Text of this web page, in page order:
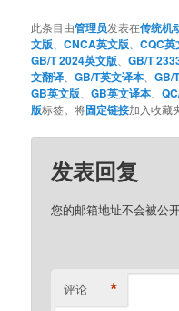
此条目由管理员发表在传统机
文版 、CNCA英文版 、CQC英
GB/T 2024英文版 、GB/T
文翻译 、GB/T英文译本 、GB/
GB英文版 、GB英文译本 、
版标签。将固定链接加入收藏
发表回复
您的邮箱地址不会被公开
评论 *